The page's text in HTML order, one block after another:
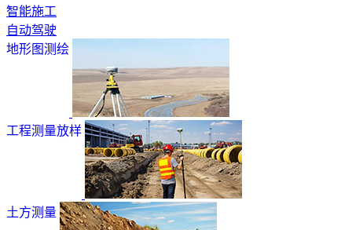
智能施工
自动驾驶
地形图测绘
工程测量放样
土方测量